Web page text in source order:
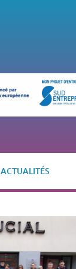
ACTUALITÉS